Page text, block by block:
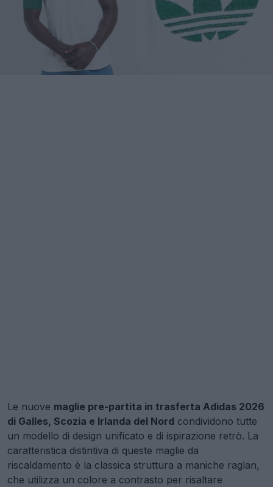
Le nuove maglie pre-partita in trasferta Adidas 2026
di Galles, Scozia e Irlanda del Nord condividono tutte
un modello di design unificato e di ispirazione retrò. La
caratteristica distintiva di queste maglie da
riscaldamento è la classica struttura a maniche raglan,
che utilizza un colore a contrasto per risaltare